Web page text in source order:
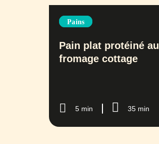
Pains
Pain plat protéiné au
fromage cottage
5 min 35 min